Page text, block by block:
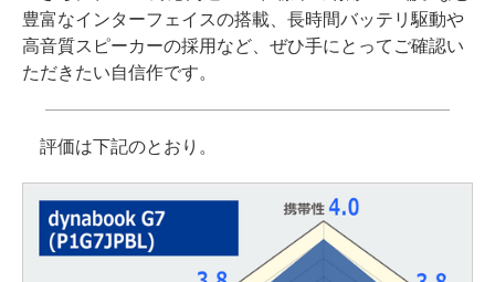
豊富なインターフェイスの搭載、長時間バッテリ駆動や
高音質スピーカーの採用など、ぜひ手にとってご確認い
ただきたい自信作です。
評価は下記のとおり。